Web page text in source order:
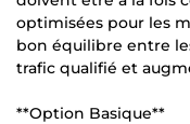
optimisées pour les
bon équilibre entre
trafic qualifié et
**Option Basique**